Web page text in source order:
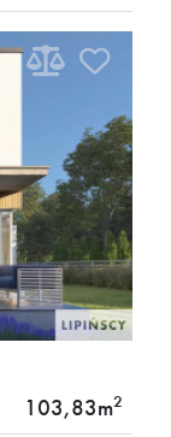
103,83m2